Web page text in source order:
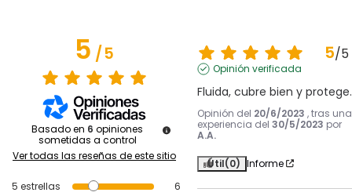
5/5
Basado en 6 opiniones
sometidas a control
Ver todas las reseñas de este sitio
5 estrellas
6
5/5
Opinión verificada
Fluida, cubre bien y protege.
Opinión del 20/6/2023 , tras una
experiencia del 30/5/2023 por
A.A.
Útil(0) Informe